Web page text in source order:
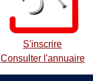
S'inscrire
Consulter l'annuaire